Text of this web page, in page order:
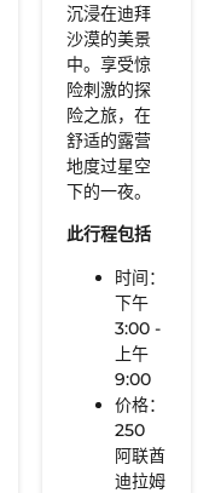
沉浸在迪拜
沙漠的美景
中。享受惊
险刺激的探
险之旅，在
舒适的露营
地度过星空
下的一夜。
此行程包括
时间：
下午
3:00 -
上午
9:00
价格：
250
阿联酋
迪拉姆